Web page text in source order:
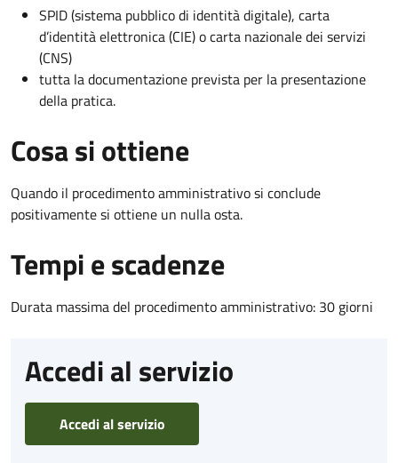
SPID (sistema pubblico di identità digitale), carta
d’identità elettronica (CIE) o carta nazionale dei servizi
(CNS)
tutta la documentazione prevista per la presentazione
della pratica.
Cosa si ottiene
Quando il procedimento amministrativo si conclude
positivamente si ottiene un nulla osta.
Tempi e scadenze
Durata massima del procedimento amministrativo: 30 giorni
Accedi al servizio
Accedi al servizio